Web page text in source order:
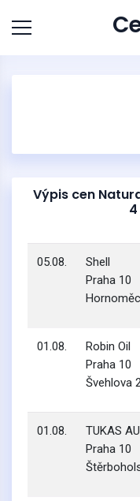
Výpis cen
05.08.
Shell
Praha 10
01.08.
Robin Oil
Praha 10
Švehlova
01.08.
TUKAS
Praha 10